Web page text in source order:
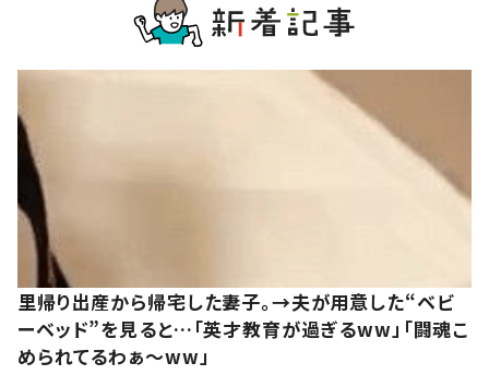
里帰り出産から帰宅した妻子。→夫が用意した“ベビ
ーベッド”を見ると…「英才教育が過ぎるww」「闘魂こ
められてるわぁ～ww」